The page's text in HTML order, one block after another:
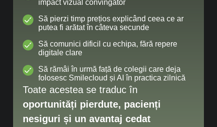
impact vizual convingător
Să pierzi timp prețios explicând ceea ce ar
putea fi arătat în câteva secunde
Să comunici dificil cu echipa, fără repere
digitale clare
Să rămâi în urmă față de colegii care deja
folosesc Smilecloud și AI în practica zilnică
Toate acestea se traduc în
oportunități pierdute, pacienți
nesiguri și un avantaj cedat